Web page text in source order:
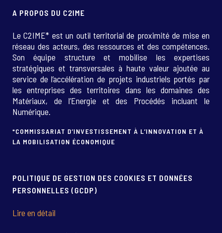
A PROPOS DU C2IME
Le C2IME* est un outil territorial de proximité de mise en
réseau des acteurs, des ressources et des compétences.
Son équipe structure et mobilise les expertises
stratégiques et transversales à haute valeur ajoutée au
service de l’accélération de projets industriels portés par
les entreprises des territoires dans les domaines des
Matériaux, de l’Energie et des Procédés incluant le
Numérique.
*COMMISSARIAT D’INVESTISSEMENT À L’INNOVATION ET À
LA MOBILISATION ÉCONOMIQUE
POLITIQUE DE GESTION DES COOKIES ET DONNÉES
PERSONNELLES (GCDP)
Lire en détail